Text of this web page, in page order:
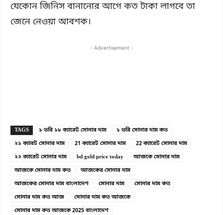
যেকোন জিনিস বানানোর আগে কত টাকা লাগবে তা
জেনে নেওয়া আবশক।
- Advertisement -
TAGS ১ ভরি ১৮ ক্যারেট সোনার দাম
১ ভরি সোনার দাম কত
২১ ক্যারট সোনার দাম
21 ক্যারেট সোনার দাম
22 ক্যারেট সোনার দাম
২২ ক্যারেট সোনার দাম
bd gold price today
আজকে সোনার দাম
আজকে সোনার দাম কত
আজকের সোনার দাম
আজকের সোনার দাম বাংলাদেশ
সোনার দাম
সোনার দাম কত
সোনার দাম কত আজ
সোনার দাম কত আজকে
সোনার দাম কত আজকে 2025 বাংলাদেশ